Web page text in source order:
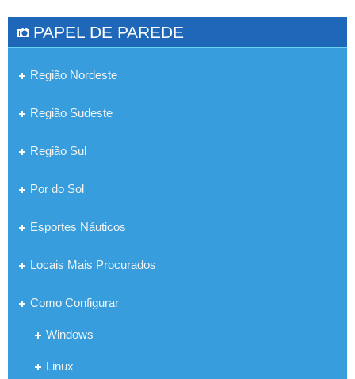
PAPEL DE PAREDE
Região Nordeste
Região Sudeste
Região Sul
Por do Sol
Esportes Náuticos
Locais Mais Procurados
Como Configurar
Windows
Linux